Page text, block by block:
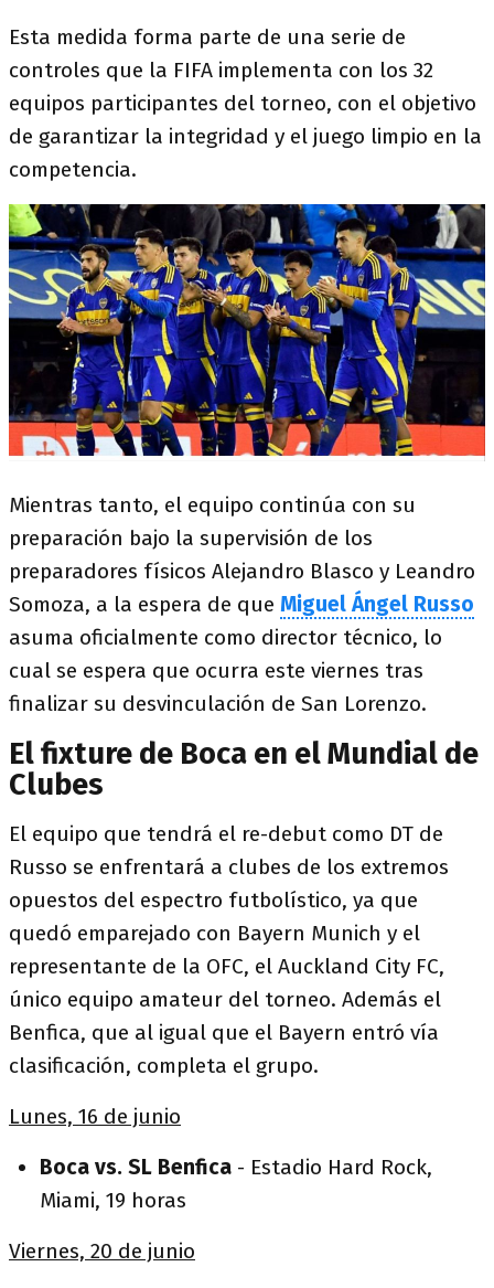
Esta medida forma parte de una serie de
controles que la FIFA implementa con los 32
equipos participantes del torneo, con el objetivo
de garantizar la integridad y el juego limpio en la
competencia.
Mientras tanto, el equipo continúa con su
preparación bajo la supervisión de los
preparadores físicos Alejandro Blasco y Leandro
Somoza, a la espera de que Miguel Ángel Russo
asuma oficialmente como director técnico, lo
cual se espera que ocurra este viernes tras
finalizar su desvinculación de San Lorenzo.
El fixture de Boca en el Mundial de
Clubes
El equipo que tendrá el re-debut como DT de
Russo se enfrentará a clubes de los extremos
opuestos del espectro futbolístico, ya que
quedó emparejado con Bayern Munich y el
representante de la OFC, el Auckland City FC,
único equipo amateur del torneo. Además el
Benfica, que al igual que el Bayern entró vía
clasificación, completa el grupo.
Lunes, 16 de junio
Boca vs. SL Benfica - Estadio Hard Rock,
Miami, 19 horas
Viernes, 20 de junio